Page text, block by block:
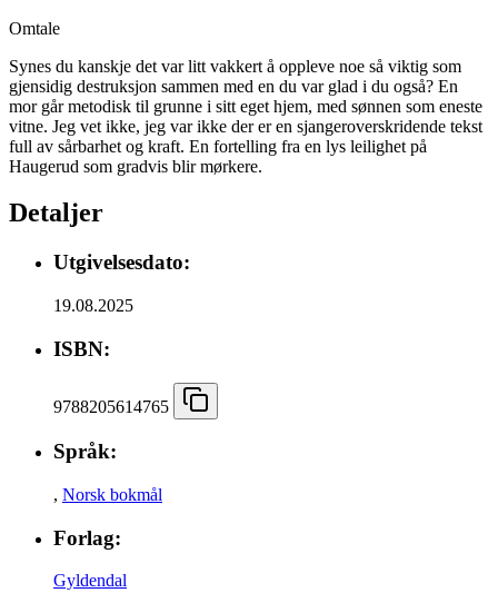
Omtale
Synes du kanskje det var litt vakkert å oppleve noe så viktig som
gjensidig destruksjon sammen med en du var glad i du også? En
mor går metodisk til grunne i sitt eget hjem, med sønnen som eneste
vitne. Jeg vet ikke, jeg var ikke der er en sjangeroverskridende tekst
full av sårbarhet og kraft. En fortelling fra en lys leilighet på
Haugerud som gradvis blir mørkere.
Detaljer
Utgivelsesdato:
19.08.2025
ISBN:
9788205614765
Språk:
, Norsk bokmål
Forlag:
Gyldendal